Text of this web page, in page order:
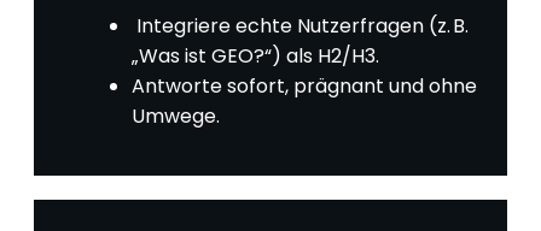
Integriere echte Nutzerfragen (z. B.
„Was ist GEO?“) als H2/H3.
Antworte sofort, prägnant und ohne
Umwege.